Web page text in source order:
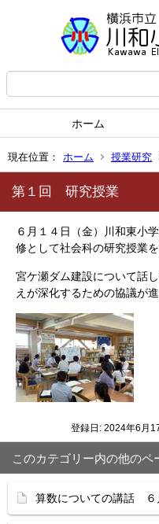
ホーム
現在位置： ホーム 授業研究
第１回 研究授業
６月１４日（金）川和東小
修として社会科の研究授業を
宮ケ瀬ダム建設について話
えが深化するための協議が
登録日: 2024年6月
このカテゴリー内の他のペ
算数についての講話 ６